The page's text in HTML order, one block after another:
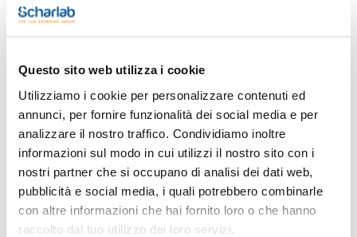
Questo sito web utilizza i cookie
Utilizziamo i cookie per personalizzare contenuti ed
annunci, per fornire funzionalità dei social media e per
analizzare il nostro traffico. Condividiamo inoltre
informazioni sul modo in cui utilizzi il nostro sito con i
nostri partner che si occupano di analisi dei dati web,
pubblicità e social media, i quali potrebbero combinarle
con altre informazioni che hai fornito loro o che hanno
raccolto dal tuo utilizzo dei loro servizi.
- EINECS-No.: 215-185-5
- Density: ~ 1,23 g/cm3
- Solub. in water: (20 ºC): miscible
- IMDG: 8 II UN 1824
- GHS-signal word: Danger
- GHS-H sentences: H314
- GHS-P sentences: P260 - P303+P361+P353 -
P305+P351+P338 - P310 - P405 - P501a
- Tariff number: 2815 12 00 00
SPECIFICATIONS
assay (acidimetric): min. 25 %
carbonates (as Na2CO3): max. 1 %
chlorides (Cl): max. 0,002 %
phosphates (as PO4): max. 0,002 %
Ti potrebbe interessare anche